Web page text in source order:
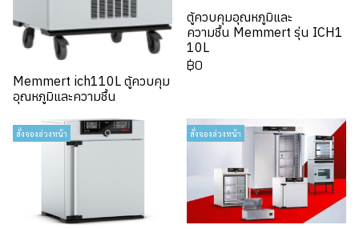
Memmert ich110L ตู้ควบคุม
อุณหภูมิและความชื้น
ตู้ควบคุมอุณหภูมิและ
ความชื้น Memmert รุ่น ICH1
10L
฿0
สั่งจองล่วงหน้า สั่งจองล่วงหน้า